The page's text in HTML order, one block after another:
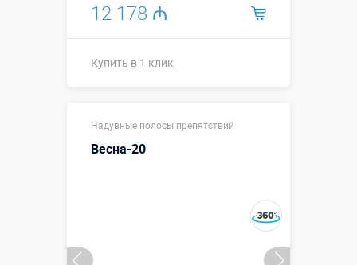
12 178 ₼
Купить в 1 клик
Размеры, м:
2,95 м
Больше деталей →
Надувные полосы препятствий
Весна-20